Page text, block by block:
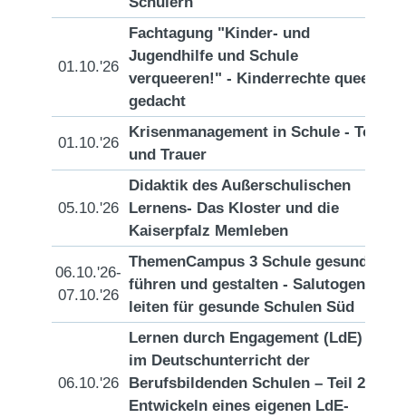
01.10.'26
Fachtagung "Kinder- und
Jugendhilfe und Schule
verqueeren!" - Kinderrechte queer
gedacht
01.10.'26
Krisenmanagement in Schule - Tod
und Trauer
05.10.'26
Didaktik des Außerschulischen
Lernens- Das Kloster und die
Kaiserpfalz Memleben
06.10.'26-
07.10.'26
ThemenCampus 3 Schule gesund
führen und gestalten - Salutogen
leiten für gesunde Schulen Süd
06.10.'26
Lernen durch Engagement (LdE)
im Deutschunterricht der
Berufsbildenden Schulen – Teil 2:
Entwickeln eines eigenen LdE-